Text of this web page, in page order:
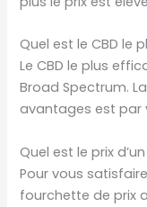
Quel est le CBD le
Le CBD le plus
Broad Spectrum.
avantages est par
Quel est le prix
Pour vous
fourchette de prix